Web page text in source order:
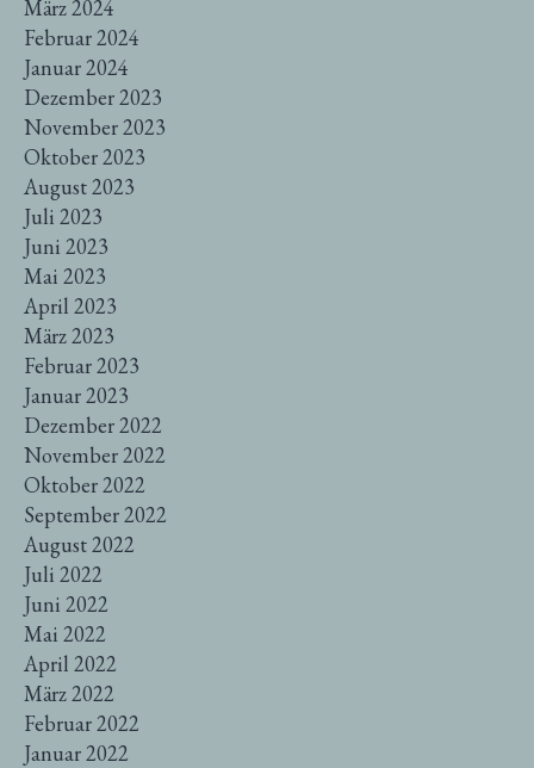
März 2024
Februar 2024
Januar 2024
Dezember 2023
November 2023
Oktober 2023
August 2023
Juli 2023
Juni 2023
Mai 2023
April 2023
März 2023
Februar 2023
Januar 2023
Dezember 2022
November 2022
Oktober 2022
September 2022
August 2022
Juli 2022
Juni 2022
Mai 2022
April 2022
März 2022
Februar 2022
Januar 2022